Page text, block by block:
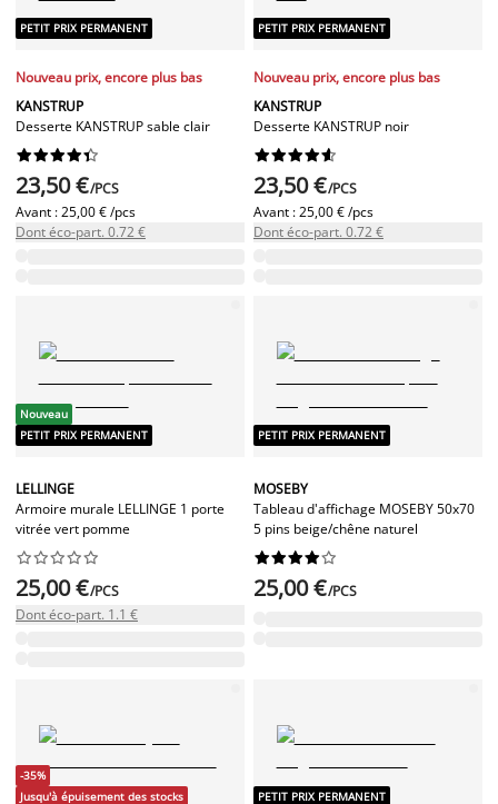
PETIT PRIX PERMANENT
Nouveau prix, encore plus bas
KANSTRUP
Desserte KANSTRUP sable clair






23,50 €/PCS
Avant :25,00 € /pcs
Dont éco-part. 0.72 €
PETIT PRIX PERMANENT
Nouveau prix, encore plus bas
KANSTRUP
Desserte KANSTRUP noir






23,50 €/PCS
Avant :25,00 € /pcs
Dont éco-part. 0.72 €
Nouveau
PETIT PRIX PERMANENT
LELLINGE
Armoire murale LELLINGE 1 porte
vitrée vert pomme






25,00 €/PCS
Dont éco-part. 1.1 €
PETIT PRIX PERMANENT
MOSEBY
Tableau d'affichage MOSEBY 50x70
5 pins beige/chêne naturel






25,00 €/PCS
-35%
Jusqu'à épuisement des stocks
PETIT PRIX PERMANENT